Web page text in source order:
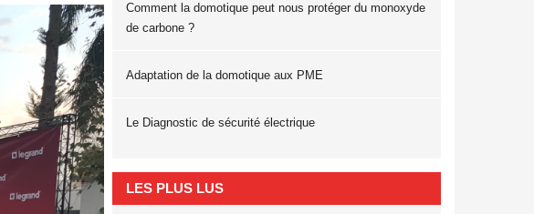
Comment la domotique peut nous protéger du monoxyde
de carbone ?
Adaptation de la domotique aux PME
Le Diagnostic de sécurité électrique
LES PLUS LUS